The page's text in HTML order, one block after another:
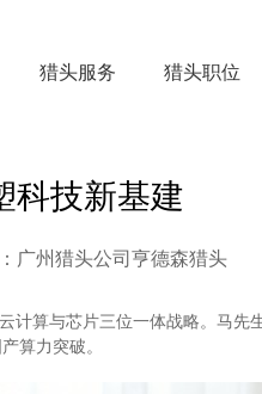
猎头服务 猎头职位
科技新基建
广州猎头公司亨德森猎头
计算与芯片三位一体战略。马先
算力突破。